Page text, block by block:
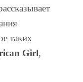
таких
Girl,